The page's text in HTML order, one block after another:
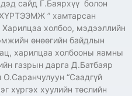
сайд Г.Баярхүү болон
” хамтарсан
Харилцаа холбоо, мэдээллийн
өнөөгийн байдлын
харилцаа холбооны яамны
газрын дарга Д.Батбаяр
“Саадгүй
хүргэх хуулийн төслийн